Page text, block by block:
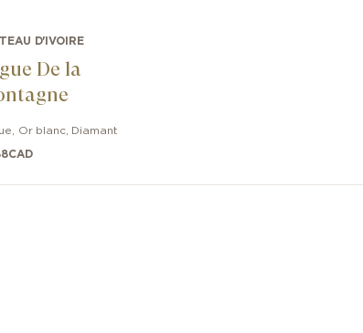
D'IVOIRE
De la
Or blanc, Diamant
CAD